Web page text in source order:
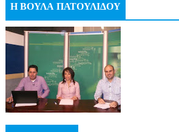
Η ΒΟΥΛΑ ΠΑΤΟΥΛΙΔΟΥ